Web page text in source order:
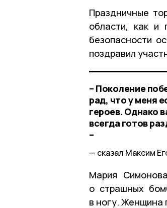
Праздничные
области, как и
безопасности
поздравил
– Поколение
рад, что у меня
героев. Однако
всегда готов
–
сказал Максим
Мария
о страшных
в ногу. Женщина